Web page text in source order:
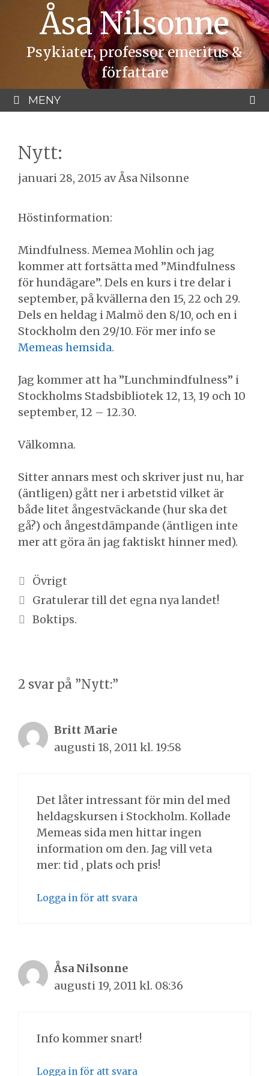
Åsa Nilsonne
Psykiater, professor emeritus &
författare
MENY
Nytt:
januari 28, 2015 avÅsa Nilsonne
Höstinformation:
Mindfulness. Memea Mohlin och jag
kommer att fortsätta med ”Mindfulness
för hundägare”. Dels en kurs i tre delar i
september, på kvällerna den 15, 22 och 29.
Dels en heldag i Malmö den 8/10, och en i
Stockholm den 29/10. För mer info se
Memeas hemsida.
Jag kommer att ha ”Lunchmindfulness” i
Stockholms Stadsbibliotek 12, 13, 19 och 10
september, 12 – 12.30.
Välkomna.
Sitter annars mest och skriver just nu, har
(äntligen) gått ner i arbetstid vilket är
både litet ångestväckande (hur ska det
gå?) och ångestdämpande (äntligen inte
mer att göra än jag faktiskt hinner med).
Kategorier
Övrigt
Inläggsnavigering
Gratulerar till det egna nya landet!
Boktips.
2 svar på ”Nytt:”
Britt Marie
augusti 18, 2011 kl. 19:58
Det låter intressant för min del med
heldagskursen i Stockholm. Kollade
Memeas sida men hittar ingen
information om den. Jag vill veta
mer: tid , plats och pris!
Logga in för att svara
Åsa Nilsonne
augusti 19, 2011 kl. 08:36
Info kommer snart!
Logga in för att svara